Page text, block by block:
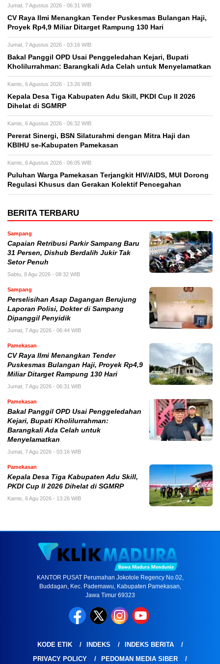
Jumat, 7 Agustus 2026 - 06:31 WIB
CV Raya Ilmi Menangkan Tender Puskesmas Bulangan Haji,
Proyek Rp4,9 Miliar Ditarget Rampung 130 Hari
Jumat, 7 Agustus 2026 - 03:16 WIB
Bakal Panggil OPD Usai Penggeledahan Kejari, Bupati
Kholilurrahman: Barangkali Ada Celah untuk Menyelamatkan
Kamis, 6 Agustus 2026 - 13:26 WIB
Kepala Desa Tiga Kabupaten Adu Skill, PKDI Cup II 2026
Dihelat di SGMRP
Kamis, 6 Agustus 2026 - 06:32 WIB
Pererat Sinergi, BSN Silaturahmi dengan Mitra Haji dan
KBIHU se-Kabupaten Pamekasan
Kamis, 6 Agustus 2026 - 06:05 WIB
Puluhan Warga Pamekasan Terjangkit HIV/AIDS, MUI Dorong
Regulasi Khusus dan Gerakan Kolektif Pencegahan
BERITA TERBARU
Sampang
Capaian Retribusi Parkir Sampang Baru
31 Persen, Dishub Berdalih Jukir Tak
Setor Penuh
Sabtu, 8 Agu 2026 - 08:32 WIB
Sampang
Perselisihan Asap Dagangan Berujung
Laporan Polisi, Dokter di Sampang
Dipanggil Penyidik
Jumat, 7 Agu 2026 - 06:44 WIB
Pamekasan
CV Raya Ilmi Menangkan Tender
Puskesmas Bulangan Haji, Proyek Rp4,9
Miliar Ditarget Rampung 130 Hari
Jumat, 7 Agu 2026 - 06:31 WIB
Pamekasan
Bakal Panggil OPD Usai Penggeledahan
Kejari, Bupati Kholilurrahman:
Barangkali Ada Celah untuk
Menyelamatkan
Jumat, 7 Agu 2026 - 03:16 WIB
Pamekasan
Kepala Desa Tiga Kabupaten Adu Skill,
PKDI Cup II 2026 Dihelat di SGMRP
Kamis, 6 Agu 2026 - 13:26 WIB
KANTOR PUSAT Perumahan Jokotole Regency No.02,
Buddagan, Kec. Pademawu, Kabupaten Pamekasan,
Jawa Timur 69323
KODE ETIK INDEKS
INDEKS BERITA
PRIVACY POLICY
PEDOMAN MEDIA SIBER